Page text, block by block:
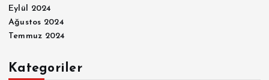
Eylül 2024
Ağustos 2024
Temmuz 2024
Kategoriler